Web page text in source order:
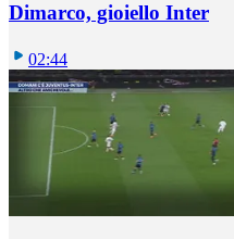
Dimarco, gioiello Inter
02:44